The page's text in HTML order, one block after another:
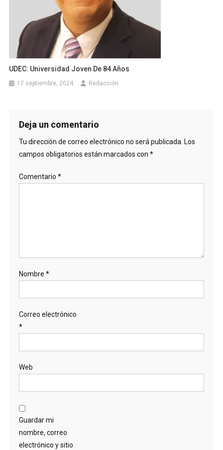
UDEC: Universidad Joven De 84 Años
17 septiembre, 2024 Redacción
Deja un comentario
Tu dirección de correo electrónico no será publicada. Los
campos obligatorios están marcados con *
Comentario *
Nombre *
Correo electrónico
*
Web
Guardar mi
nombre, correo
electrónico y sitio